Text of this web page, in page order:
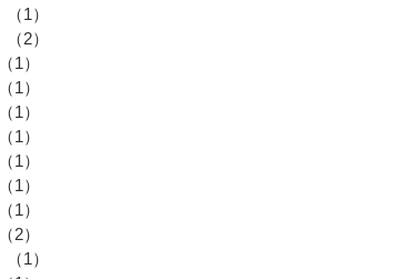
（1）
（2）
（1）
（1）
（1）
（1）
（1）
（1）
（1）
（2）
（1）